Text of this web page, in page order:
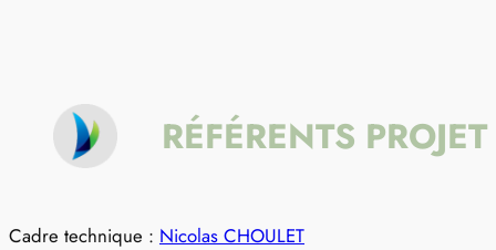
RÉFÉRENTS PROJET
Cadre technique : Nicolas CHOULET